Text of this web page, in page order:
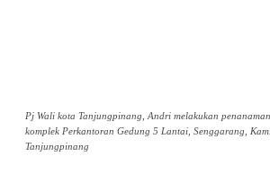
Pj Wali kota Tanjungpinang, Andri melakukan
komplek Perkantoran Gedung 5 Lantai, Senggarang,
Tanjungpinang